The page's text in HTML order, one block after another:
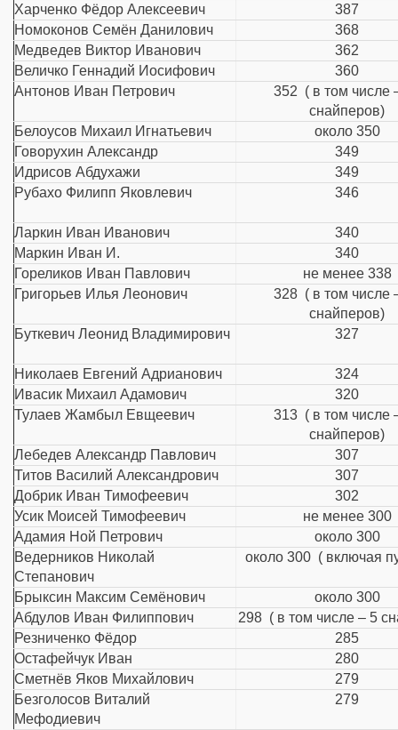
Харченко Фёдор Алексеевич
387
Номоконов Семён Данилович
368
Медведев Виктор Иванович
362
Величко Геннадий Иосифович
360
Антонов Иван Петрович
352 ( в том числе
снайперов)
Белоусов Михаил Игнатьевич
около 350
Говорухин Александр
349
Идрисов Абдухажи
349
Рубахо Филипп Яковлевич
346
Ларкин Иван Иванович
340
Маркин Иван И.
340
Гореликов Иван Павлович
не менее 338
Григорьев Илья Леонович
328 ( в том числе
снайперов)
Буткевич Леонид Владимирович
327
Николаев Евгений Адрианович
324
Ивасик Михаил Адамович
320
Тулаев Жамбыл Евщеевич
313 ( в том числе
снайперов)
Лебедев Александр Павлович
307
Титов Василий Александрович
307
Добрик Иван Тимофеевич
302
Усик Моисей Тимофеевич
не менее 300
Адамия Ной Петрович
около 300
Ведерников Николай
Степанович
около 300 ( включая
Брыксин Максим Семёнович
около 300
Абдулов Иван Филиппович
298 ( в том числе – 5
Резниченко Фёдор
285
Остафейчук Иван
280
Сметнёв Яков Михайлович
279
Безголосов Виталий
Мефодиевич
279